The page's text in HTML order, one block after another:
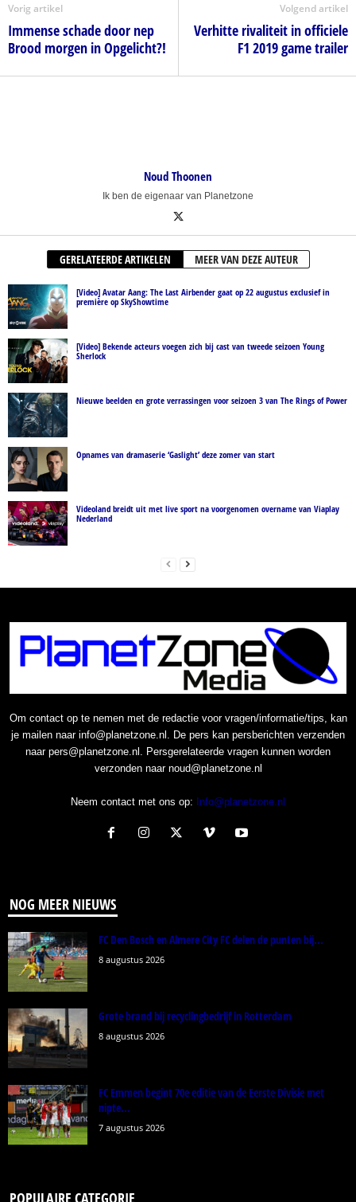
Vorig artikel
Immense schade door nep
Brood morgen in Opgelicht?!
Volgend artikel
Verhitte rivaliteit in officiele
F1 2019 game trailer
Noud Thoonen
Ik ben de eigenaar van Planetzone
GERELATEERDE ARTIKELEN MEER VAN DEZE AUTEUR
[Video] Avatar Aang: The Last Airbender gaat op 22 augustus exclusief in
première op SkyShowtime
[Video] Bekende acteurs voegen zich bij cast van tweede seizoen Young
Sherlock
Nieuwe beelden en grote verrassingen voor seizoen 3 van The Rings of Power
Opnames van dramaserie ‘Gaslight’ deze zomer van start
Videoland breidt uit met live sport na voorgenomen overname van Viaplay
Nederland
Om contact op te nemen met de redactie voor vragen/informatie/tips, kan
je mailen naar info@planetzone.nl. De pers kan persberichten verzenden
naar pers@planetzone.nl. Persgerelateerde vragen kunnen worden
verzonden naar noud@planetzone.nl
Neem contact met ons op: Info@planetzone.nl
NOG MEER NIEUWS
FC Den Bosch en Almere City FC delen de punten bij...
8 augustus 2026
Grote brand bij recyclingbedrijf in Rotterdam
8 augustus 2026
FC Emmen begint 70e editie van de Eerste Divisie met
nipte...
7 augustus 2026
POPULAIRE CATEGORIE